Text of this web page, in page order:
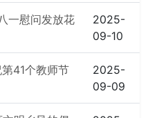
一慰问发放花
2025-
09-10
41个教师节
2025-
09-09